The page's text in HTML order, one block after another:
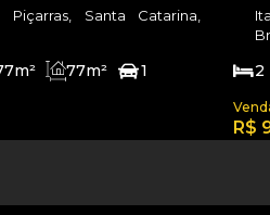
Santa Catarina,
77m²
1
R$
2